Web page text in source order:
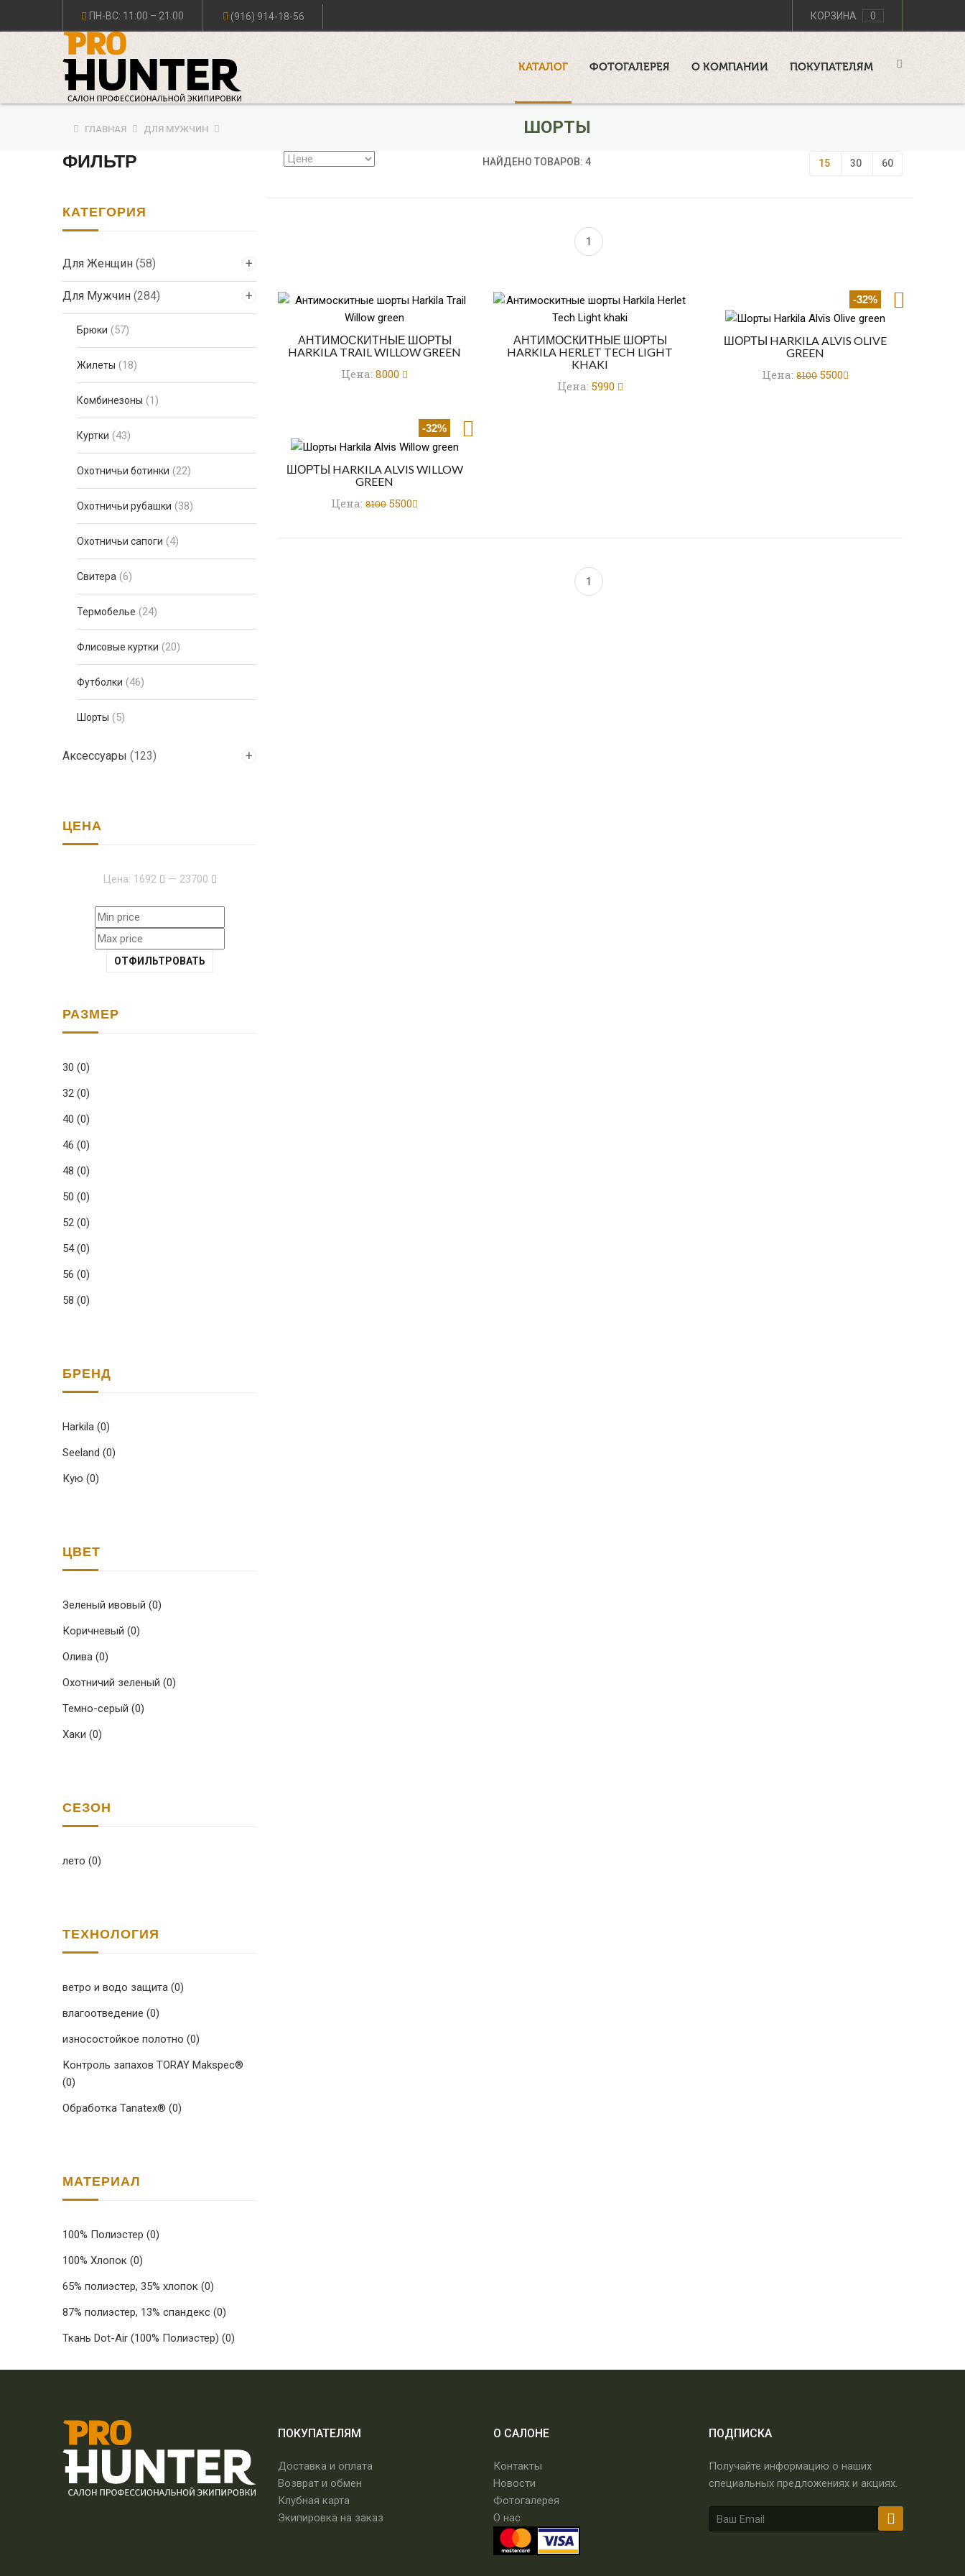
ПН-ВС: 11:00 – 21:00 (916) 914-18-56 КОРЗИНА 0
КАТАЛОГ ФОТОГАЛЕРЕЯ О КОМПАНИИ ПОКУПАТЕЛЯМ
ГЛАВНАЯ ДЛЯ МУЖЧИН ШОРТЫ
ФИЛЬТР
КАТЕГОРИЯ
Для Женщин (58)
Для Мужчин (284)
Брюки (57)
Жилеты (18)
Комбинезоны (1)
Куртки (43)
Охотничьи ботинки (22)
Охотничьи рубашки (38)
Охотничьи сапоги (4)
Свитера (6)
Термобелье (24)
Флисовые куртки (20)
Футболки (46)
Шорты (5)
Аксессуары (123)
ЦЕНА
ОТФИЛЬТРОВАТЬ
Цена: 1692 — 23700
РАЗМЕР
30 (0)
32 (0)
40 (0)
46 (0)
48 (0)
50 (0)
52 (0)
54(0)
56 (0)
58 (0)
БРЕНД
Harkila (0)
Seeland (0)
Кую (0)
ЦВЕТ
Зеленый ивовый (0)
Коричневый (0)
Олива (0)
Охотничий зеленый (0)
Темно-серый (0)
Хаки (0)
СЕЗОН
лето (0)
ТЕХНОЛОГИЯ
ветро и водо защита (0)
влагоотведение (0)
износостойкое полотно (0)
Контроль запахов TORAY Makspec®
(0)
Обработка Tanatex® (0)
МАТЕРИАЛ
100% Полиэстер (0)
100% Хлопок (0)
65% полиэстер, 35% хлопок (0)
87% полиэстер, 13% спандекс (0)
Ткань Dot-Air (100% Полиэстер) (0)
НАЙДЕНО ТОВАРОВ: 4 15 30 60
1
АНТИМОСКИТНЫЕ ШОРТЫ
HARKILA TRAIL WILLOW GREEN
Цена:8000
АНТИМОСКИТНЫЕ ШОРТЫ
HARKILA HERLET TECH LIGHT
KHAKI
Цена: 5990
-32%
ШОРТЫ HARKILA ALVIS OLIVE
GREEN
Цена:81005500
-32%
ШОРТЫ HARKILA ALVIS WILLOW
GREEN
Цена:81005500
1
ПОКУПАТЕЛЯМ
Доставка и оплата
Возврат и обмен
Клубная карта
Экипировка на заказ
О САЛОНЕ
Контакты
Новости
Фотогалерея
О нас
ПОДПИСКА
Получайте информацию о наших
специальных предложениях и акциях.